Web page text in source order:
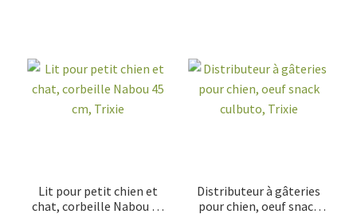
Lit pour petit chien et
chat, corbeille Nabou 45
Distributeur à gâteries
pour chien, oeuf snack